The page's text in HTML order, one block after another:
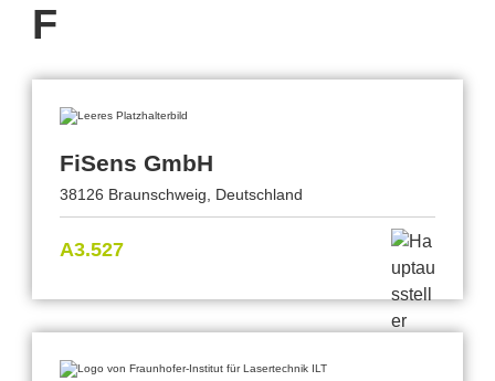
F
FiSens GmbH
38126 Braunschweig, Deutschland
A3.527